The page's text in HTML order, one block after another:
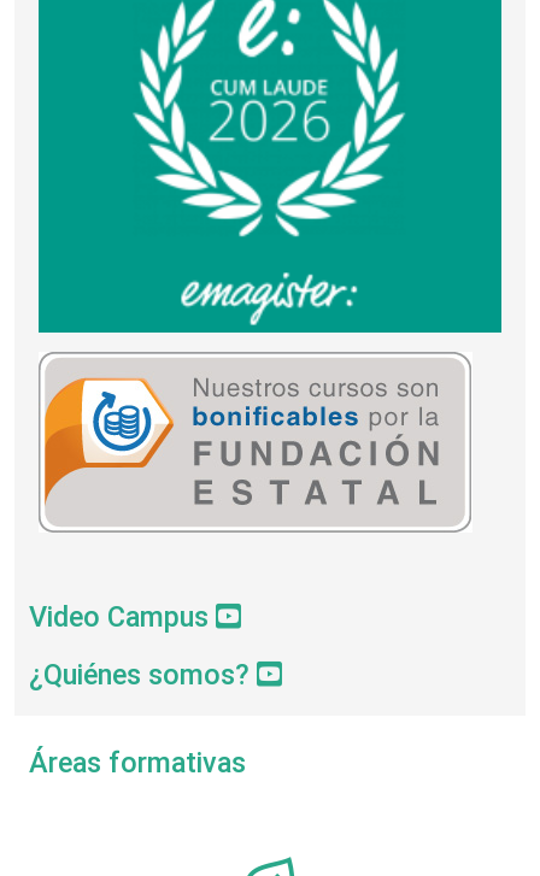
Video Campus
¿Quiénes somos?
Áreas formativas